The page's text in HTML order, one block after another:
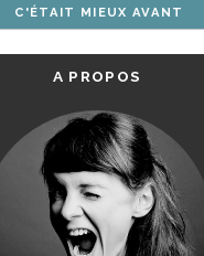
C'ÉTAIT MIEUX AVANT
A PROPOS